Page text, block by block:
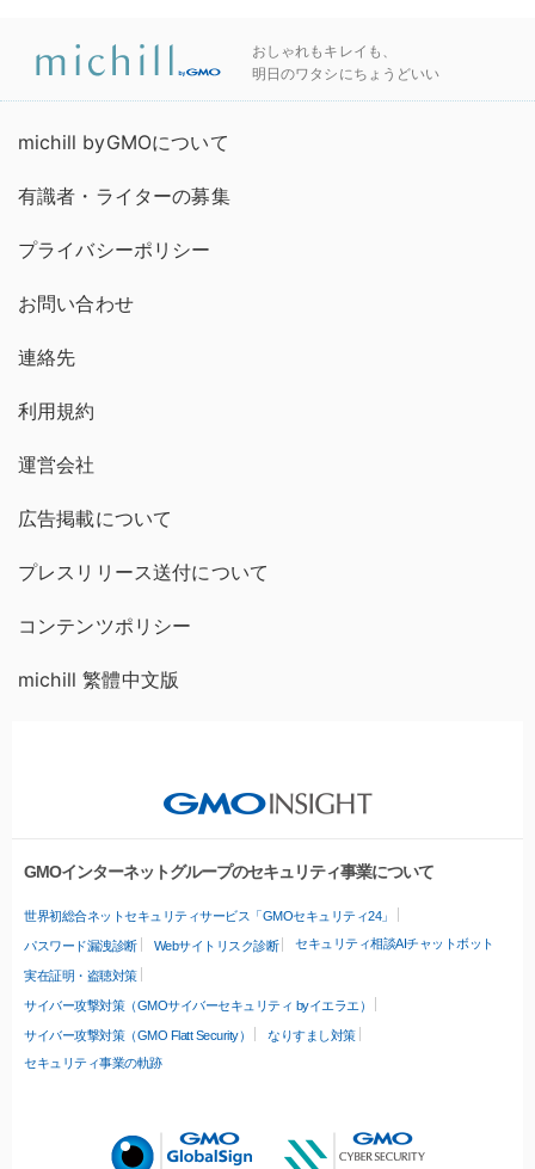
おしゃれもキレイも、
明日のワタシにちょうどいい
michill byGMOについて
有識者・ライターの募集
プライバシーポリシー
お問い合わせ
連絡先
利用規約
運営会社
広告掲載について
プレスリリース送付について
コンテンツポリシー
michill 繁體中文版
GMOインターネットグループのセキュリティ事業について
世界初総合ネットセキュリティサービス「GMOセキュリティ24」
パスワード漏洩診断 Webサイトリスク診断 セキュリティ相談AIチャットボット
実在証明・盗聴対策
サイバー攻撃対策（GMOサイバーセキュリティ byイエラエ）
サイバー攻撃対策（GMO Flatt Security）
なりすまし対策
セキュリティ事業の軌跡